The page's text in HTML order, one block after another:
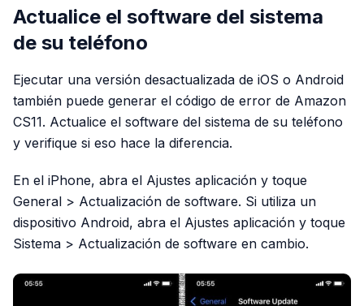
Actualice el software del sistema
de su teléfono
Ejecutar una versión desactualizada de iOS o Android
también puede generar el código de error de Amazon
CS11. Actualice el software del sistema de su teléfono
y verifique si eso hace la diferencia.
En el iPhone, abra el Ajustes aplicación y toque
General > Actualización de software. Si utiliza un
dispositivo Android, abra el Ajustes aplicación y toque
Sistema > Actualización de software en cambio.